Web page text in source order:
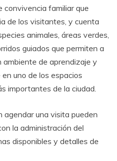
convivencia familiar que
de los visitantes, y cuenta
animales, áreas verdes,
guiados que permiten a
de aprendizaje y
uno de los espacios
importantes de la ciudad.
agendar una visita pueden
la administración del
disponibles y detalles de